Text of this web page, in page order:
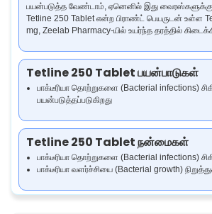
பயன்படுத்த வேண்டாம், ஏனெனில் இது வைரஸ்களுக்கு
Tetline 250 Tablet என்ற பிராண்ட் பெயருடன் உள்ள
mg, Zeelab Pharmacy-யில் உயர்ந்த தரத்தில்
Tetline 250 Tablet பயன்பாடுகள்
பாக்டீரியா தொற்றுகளை (Bacterial infections)
பயன்படுத்தப்படுகிறது
Tetline 250 Tablet நன்மைகள்
பாக்டீரியா தொற்றுகளை (Bacterial infections)
பாக்டீரியா வளர்ச்சியை (Bacterial growth)